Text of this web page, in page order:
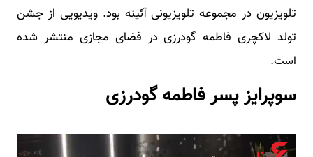
تلویزیون در مجموعه تلویزیونی آئینه بود. ویدیویی از جشن
تولد لاکچری فاطمه گودرزی در فضای مجازی منتشر شده
است.
سوپرایز پسر فاطمه گودرزی